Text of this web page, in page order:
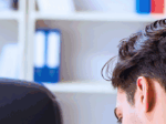
wierności